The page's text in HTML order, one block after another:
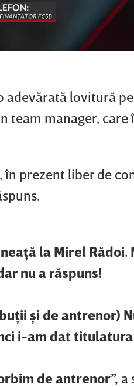
adevărată lovitură
team manager,
în prezent liber de
la Mirel
nu a răspuns!
şi de antrenor)
i-am dat
de antrenor”, a